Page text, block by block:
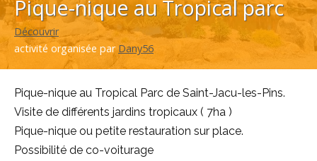
Pique-nique au Tropical parc
Découvrir
activité organisée par Dany56
Pique-nique au Tropical Parc de Saint-Jacu-les-Pins.
Visite de différents jardins tropicaux ( 7ha )
Pique-nique ou petite restauration sur place.
Possibilité de co-voiturage